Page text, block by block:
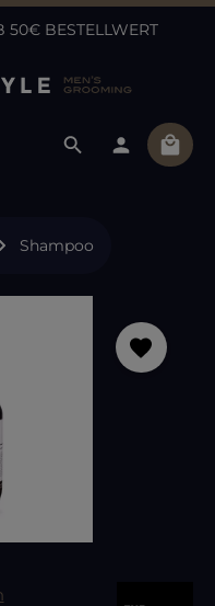
50€ BESTELLWERT
Shampoo